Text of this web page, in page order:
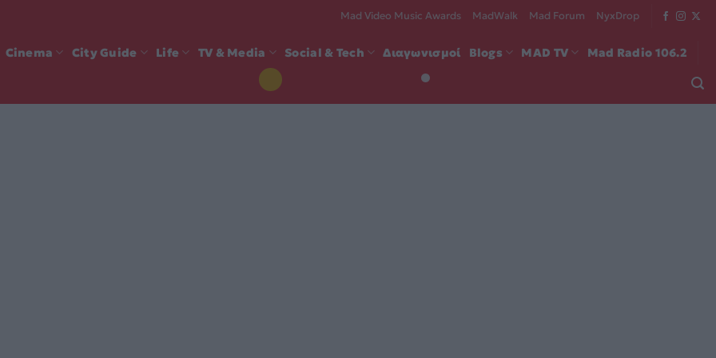
Mad Video Music Awards MadWalk Mad Forum NyxDrop
Cinema City Guide Life TV & Media Social & Tech Διαγωνισμοί Blogs MAD TV Mad Radio 106.2